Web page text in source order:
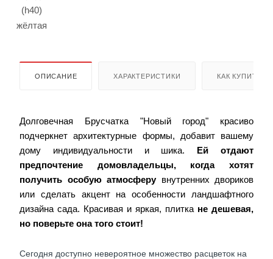
ОПИСАНИЕ ХАРАКТЕРИСТИКИ КАК КУПИТЬ
Долговечная Брусчатка "Новый город" красиво
подчеркнет архитектурные формы, добавит вашему
дому индивидуальности и шика. Ей отдают
предпочтение домовладельцы, когда хотят
получить особую атмосферу внутренних двориков
или сделать акцент на особенности ландшафтного
дизайна сада. Красивая и яркая, плитка не дешевая,
но поверьте она того стоит!
Сегодня доступно невероятное множество расцветок на